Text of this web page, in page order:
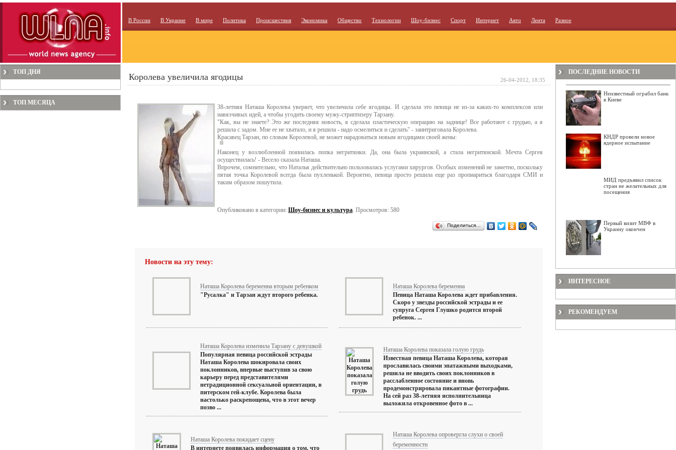
В России В Украине В мире Политика Происшествия Экономика Общество Технологии Шоу-бизнес Спорт Интернет Авто Лента Разное
ТОП ДНЯ
ТОП МЕСЯЦА
Королева увеличила ягодицы
38-летняя Наташа Королева уверяет, что увеличила себе ягодицы. И сделала это певица не из-за каких-то комплексов или
навязчивых идей, а чтобы угодить своему мужу-стриптизеру Тарзану.
"Как, вы не знаете? Это же последняя новость, я сделала пластическую операцию на заднице! Все работают с грудью, а я
решила с задом. Мне ее не хватало, и я решила - надо осмелиться и сделать" - заинтриговала Королева.
Красавец Тарзан, по словам Королевой, не может нарадоваться новым ягодицами своей жены:
Наконец у возлюбленной появилась попка негритянки. Да, она была украинской, а стала негритянской. Мечта Сергея
осуществилась! - Весело сказала Наташа.
Впрочем, сомнительно, что Наталья действительно пользовалась услугами хирургов. Особых изменений не заметно, поскольку
пятая точка Королевой всегда была пухленькой. Вероятно, певица просто решила еще раз пропиариться благодаря СМИ и
таким образом пошутила.
Опубликовано в категории: Шоу-бизнес и культура. Просмотров: 580
Поделиться…
Новости на эту тему:
Наташа Королева беременна вторым ребенком
"Русалка" и Тарзан ждут второго ребенка.
Наташа Королева беременна
Певица Наташа Королева ждет прибавления.
Скоро у звезды российской эстрады и ее
супруга Сергея Глушко родится второй
ребенок. ...
Наташа Королева изменила Тарзану с девушкой
Популярная певица российской эстрады
Наташа Королева шокировала своих
поклонников, впервые выступив за свою
карьеру перед представителями
нетрадиционной сексуальной ориентации, в
питерском гей-клубе. Королева была
настолько раскрепощена, что в этот вечер
позво ...
Наташа Королева показала голую грудь
Известная певица Наташа Королева, которая
прославилась своими эпатажными выходками,
решила не вводить своих поклонников в
расслабленное состояние и вновь
продемонстрировала пикантные фотографии.
На сей раз 38-летняя исполнительница
выложила откровенное фото в ...
Наташа Королева покидает сцену
В интернете появилась информация о том, что
Наташа Королева опровергла слухи о своей
беременности
26-04-2012, 18:35
ПОСЛЕДНИЕ НОВОСТИ
Неизвестный ограбил банк
в Киеве
КНДР провели новое
ядерное испытание
МИД предъявил список
стран не желательных для
посещения
Первый визит МВФ в
Украину окончен
ИНТЕРЕСНОЕ
РЕКОМЕНДУЕМ